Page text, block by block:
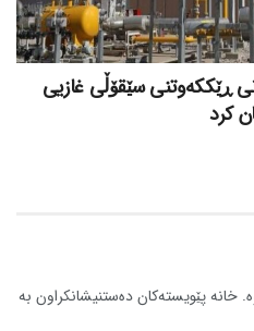
ڕێککەوتنی سێقۆڵی غازیی
کرد
خانە پێویستەکان دەستنیشانکراون بە